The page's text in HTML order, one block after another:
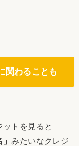
関わることも
トを見ると
みたいなクレジ